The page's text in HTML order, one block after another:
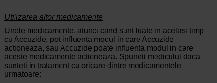
Utilizarea altor medicamente
Unele medicamente, atunci cand sunt luate in acelasi timp
cu Accuzide, pot influenta modul in care Accuzide
actioneaza, sau Accuzide poate influenta modul in care
aceste medicamente actioneaza. Spuneti medicului daca
sunteti in tratament cu oricare dintre medicamentele
urmatoare: